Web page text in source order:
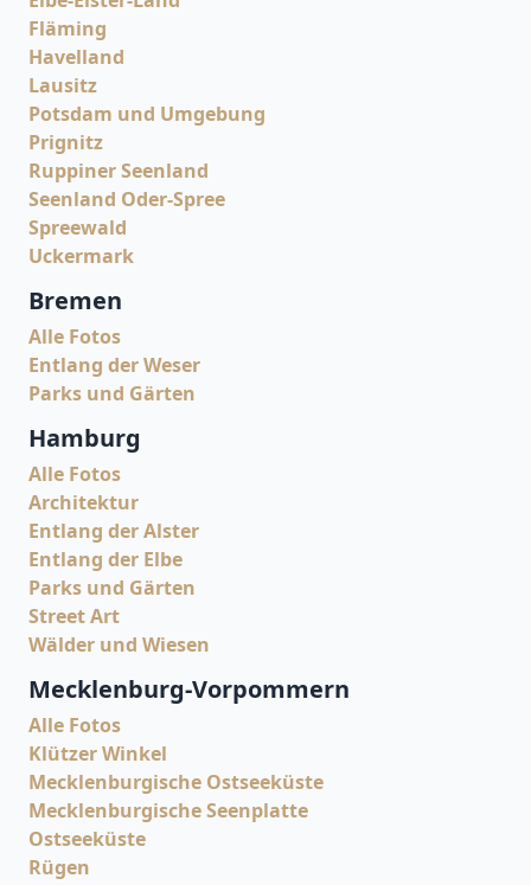
Fläming
Havelland
Lausitz
Potsdam und Umgebung
Prignitz
Ruppiner Seenland
Seenland Oder-Spree
Spreewald
Uckermark
Bremen
Alle Fotos
Entlang der Weser
Parks und Gärten
Hamburg
Alle Fotos
Architektur
Entlang der Alster
Entlang der Elbe
Parks und Gärten
Street Art
Wälder und Wiesen
Mecklenburg-Vorpommern
Alle Fotos
Klützer Winkel
Mecklenburgische Ostseeküste
Mecklenburgische Seenplatte
Ostseeküste
Rügen